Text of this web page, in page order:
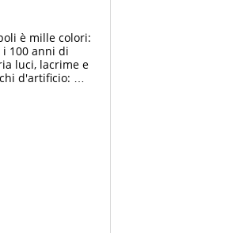
è mille colori:
i 100 anni di
luci, lacrime e
d'artificio: De